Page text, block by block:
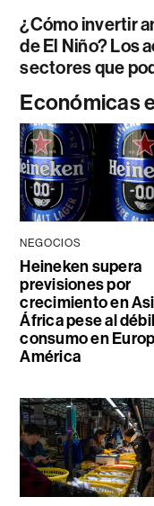
¿Cómo invertir
de El Niño? Los
sectores que
Económicas
NEGOCIOS
Heineken supera
previsiones por
crecimiento en
África pese al débil
consumo en
América